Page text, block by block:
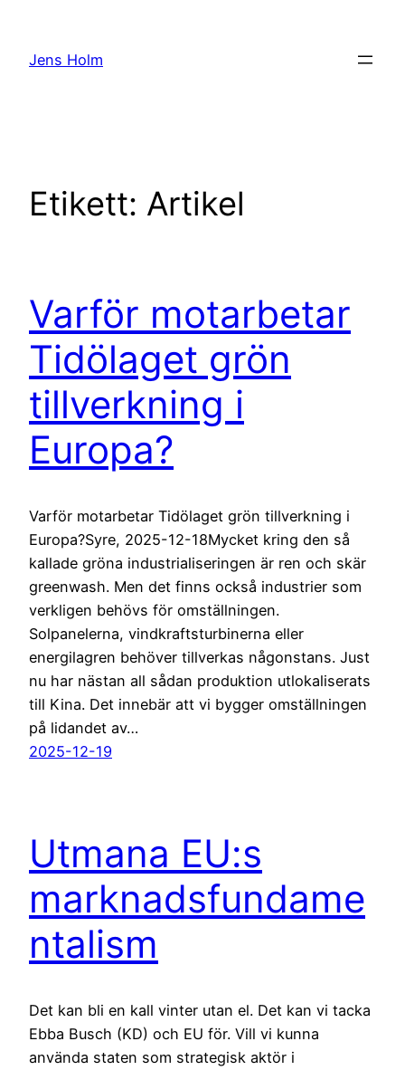
innehåll
Jens Holm
Etikett: Artikel
Varför motarbetar
Tidölaget grön
tillverkning i
Europa?
Varför motarbetar Tidölaget grön tillverkning i
Europa?Syre, 2025-12-18Mycket kring den så
kallade gröna industrialiseringen är ren och skär
greenwash. Men det finns också industrier som
verkligen behövs för omställningen.
Solpanelerna, vindkraftsturbinerna eller
energilagren behöver tillverkas någonstans. Just
nu har nästan all sådan produktion utlokaliserats
till Kina. Det innebär att vi bygger omställningen
på lidandet av…
2025-12-19
Utmana EU:s
marknadsfundame
ntalism
Det kan bli en kall vinter utan el. Det kan vi tacka
Ebba Busch (KD) och EU för. Vill vi kunna
använda staten som strategisk aktör i